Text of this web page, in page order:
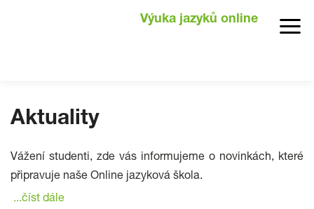
Výuka jazyků online
Aktuality
Vážení studenti, zde vás informujeme o novinkách, které
připravuje naše Online jazyková škola.
...číst dále